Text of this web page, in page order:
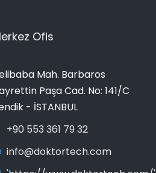
Ofis
Mah. Barbaros
Paşa Cad. No: 141/C
- İSTANBUL
+90 553 361 79 32
info@doktortech.com